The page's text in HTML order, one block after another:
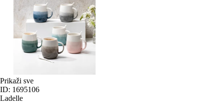
Prikaži sve
ID: 1695106
Ladelle